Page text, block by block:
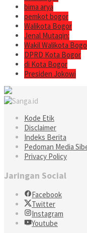
bima arya
pemkot bogor
Walikota Bogor
Jenal Mutaqin:
Wakil Walikota
DPRD Kota Bogor
di Kota Bogor
Presiden Jokowi
Kode Etik
Disclaimer
Indeks Berita
Pedoman Media
Privacy Policy
Jaringan Social
Facebook
Twitter
Instagram
Youtube